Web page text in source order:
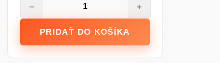
interiérová
farba
− +
PRIDAŤ DO KOŠÍKA